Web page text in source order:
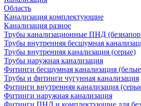
Область
Канализация комплектующие
Канализация разное
Трубы канализационные ПНД
Трубы внутренняя бесшумная
Трубы внутренняя канализация (серые)
Трубы наружная канализация
Фитинги бесшумная канализация
Трубы и фитинги чугунная канализация
Фитинги внутренняя канализация
Фитинги наружная канализация
Фитинги ПНД и комплектующие для